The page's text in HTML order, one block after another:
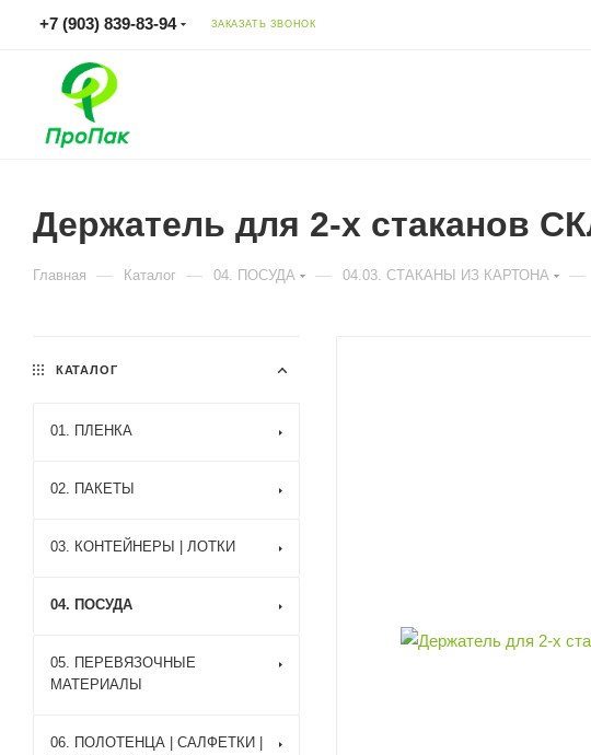
+7 (903) 839-83-94 ЗАКАЗАТЬ ЗВОНОК
Держатель для 2-х стаканов
Главная — Каталог — 04. ПОСУДА — 04.03. СТАКАНЫ ИЗ КАРТОНА —
КАТАЛОГ
01. ПЛЕНКА
02. ПАКЕТЫ
03. КОНТЕЙНЕРЫ | ЛОТКИ
04. ПОСУДА
05. ПЕРЕВЯЗОЧНЫЕ
МАТЕРИАЛЫ
06. ПОЛОТЕНЦА | САЛФЕТКИ |